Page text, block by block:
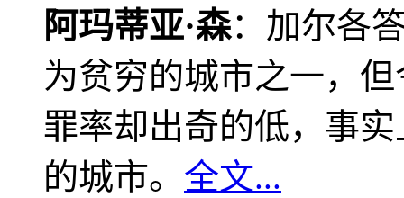
阿玛蒂亚·森：加尔各
为贫穷的城市之一，
罪率却出奇的低，事
的城市。 全文...